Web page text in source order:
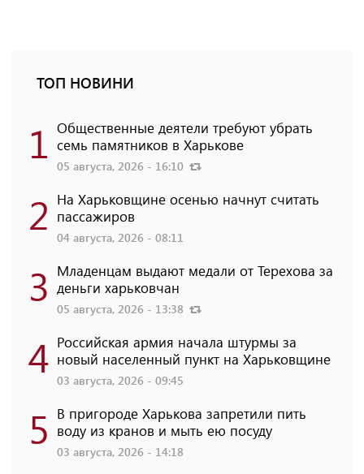
ТОП НОВИНИ
1 Общественные деятели требуют убрать
семь памятников в Харькове
05 августа, 2026 - 16:10
2 На Харьковщине осенью начнут считать
пассажиров
04 августа, 2026 - 08:11
3 Младенцам выдают медали от Терехова за
деньги харьковчан
05 августа, 2026 - 13:38
4 Российская армия начала штурмы за
новый населенный пункт на Харьковщине
03 августа, 2026 - 09:45
5 В пригороде Харькова запретили пить
воду из кранов и мыть ею посуду
03 августа, 2026 - 14:18